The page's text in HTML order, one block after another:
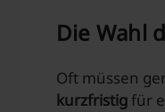
Die Wahl
Oft müssen
kurzfristigfür